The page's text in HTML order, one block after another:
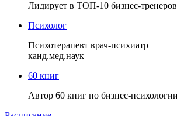
Лидирует в ТОП-10 бизнес-
Психолог
Психотерапевт врач-психиатр
канд.мед.наук
60 книг
Автор 60 книг по бизнес-